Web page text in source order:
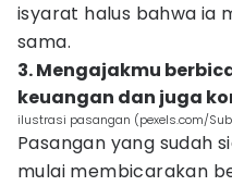
isyarat halus bahwa ia
sama.
3. Mengajakmu
keuangan dan juga
ilustrasi pasangan (pexels.com/
Pasangan yang sudah
mulai membicarakan